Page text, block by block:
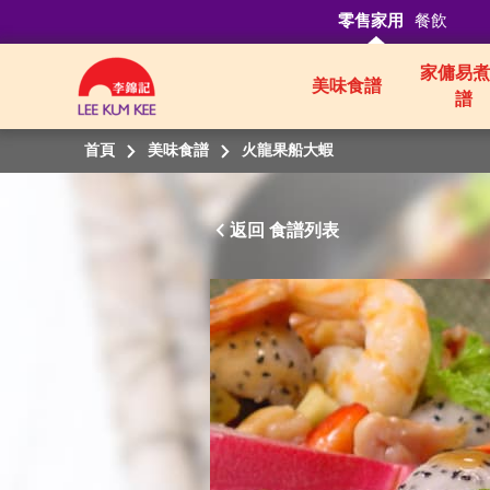
零售家用 餐飲
美味食譜
家傭易
譜
首頁 美味食譜 火龍果船大蝦
返回